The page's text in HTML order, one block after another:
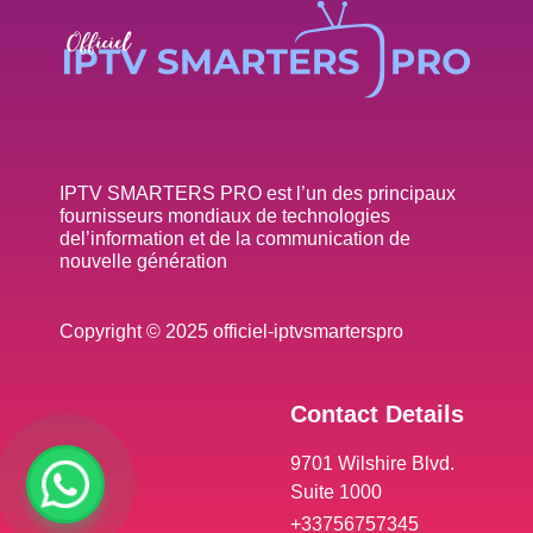
IPTV SMARTERS PRO est l’un des principaux
fournisseurs mondiaux de technologies
del’information et de la communication de
nouvelle génération
Copyright © 2025 officiel-iptvsmarterspro
Contact Details
9701 Wilshire Blvd.
Suite 1000
+33756757345